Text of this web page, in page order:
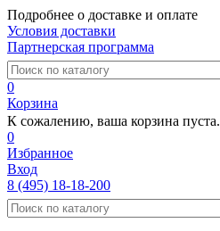
Подробнее о доставке и оплате
Условия доставки
Партнерская программа
0
Корзина
К сожалению, ваша корзина пуста.
0
Избранное
Вход
8 (495) 18-18-200